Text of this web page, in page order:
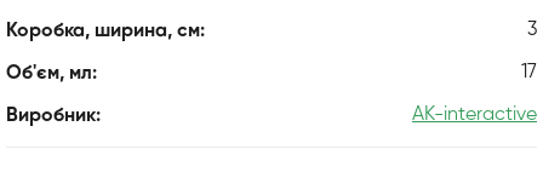
Коробка, ширина, см: 3
Об'єм, мл: 17
Виробник: AK-interactive